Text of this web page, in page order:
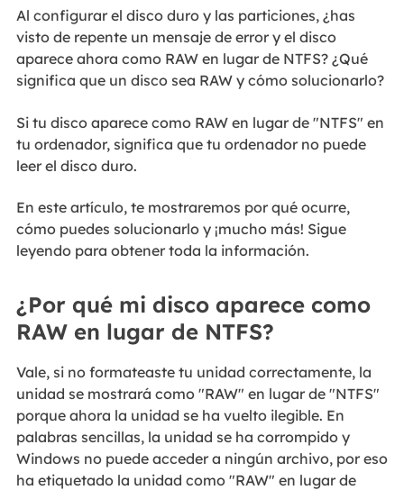
Al configurar el disco duro y las particiones, ¿has
visto de repente un mensaje de error y el disco
aparece ahora como RAW en lugar de NTFS? ¿Qué
significa que un disco sea RAW y cómo solucionarlo?
Si tu disco aparece como RAW en lugar de "NTFS" en
tu ordenador, significa que tu ordenador no puede
leer el disco duro.
En este artículo, te mostraremos por qué ocurre,
cómo puedes solucionarlo y ¡mucho más! Sigue
leyendo para obtener toda la información.
¿Por qué mi disco aparece como
RAW en lugar de NTFS?
Vale, si no formateaste tu unidad correctamente, la
unidad se mostrará como "RAW" en lugar de "NTFS"
porque ahora la unidad se ha vuelto ilegible. En
palabras sencillas, la unidad se ha corrompido y
Windows no puede acceder a ningún archivo, por eso
ha etiquetado la unidad como "RAW" en lugar de